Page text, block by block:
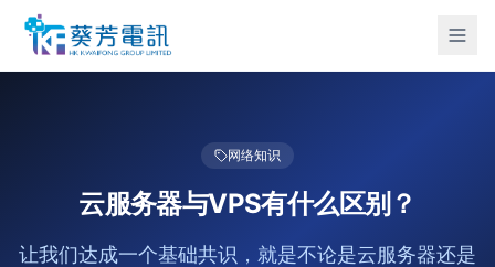
网络知识
云服务器与VPS有什么区别？
让我们达成一个基础共识，就是不论是云服务器还是